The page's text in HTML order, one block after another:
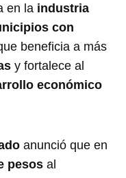
en la industria
con
beneficia a más
y fortalece al
económico
anunció que en
pesos al